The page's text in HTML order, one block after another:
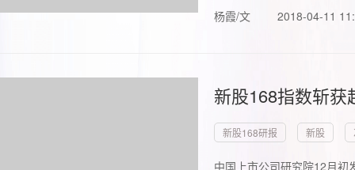
杨霞/文
2018-04-11
新股168指数斩
新股168研报 新股
中国上市公司研究院12月初